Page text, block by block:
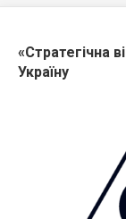
«Стратегічна
Україну